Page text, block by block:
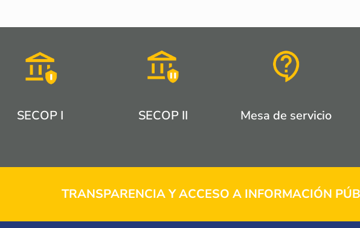
SECOP I SECOP II Mesa de servicio
TRANSPARENCIA Y ACCESO A INFORMACIÓN